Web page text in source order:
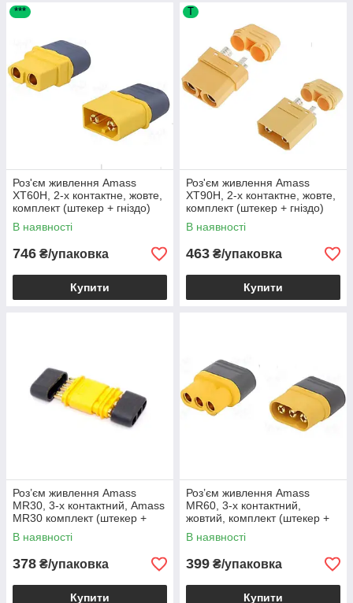
***
Роз'єм живлення Amass
XT60H, 2-х контактне, жовте,
комплект (штекер + гніздо)
жовте, 1уп-10шт
В наявності
746 ₴/упаковка
Купити
T
Роз'єм живлення Amass
XT90H, 2-х контактне, жовте,
комплект (штекер + гніздо)
жовтий, 1уп-5шт
В наявності
463 ₴/упаковка
Купити
Роз’єм живлення Amass
MR30, 3-х контактний, Amass
MR30 комплект (штекер +
гніздо) жовтий, 1уп-5шт
В наявності
378 ₴/упаковка
Купити
Роз’єм живлення Amass
MR60, 3-х контактний,
жовтий, комплект (штекер +
гніздо) жовтий, 1уп-5шт
В наявності
399 ₴/упаковка
Купити